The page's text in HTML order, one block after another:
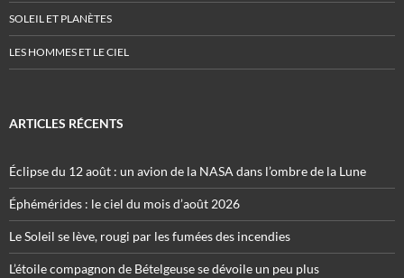
SOLEIL ET PLANÈTES
LES HOMMES ET LE CIEL
ARTICLES RÉCENTS
Éclipse du 12 août : un avion de la NASA dans l’ombre de la Lune
Éphémérides : le ciel du mois d’août 2026
Le Soleil se lève, rougi par les fumées des incendies
L’étoile compagnon de Bételgeuse se dévoile un peu plus